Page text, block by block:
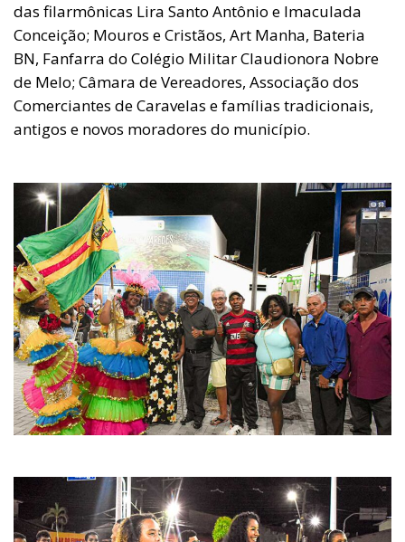
das filarmônicas Lira Santo Antônio e Imaculada
Conceição; Mouros e Cristãos, Art Manha, Bateria
BN, Fanfarra do Colégio Militar Claudionora Nobre
de Melo; Câmara de Vereadores, Associação dos
Comerciantes de Caravelas e famílias tradicionais,
antigos e novos moradores do município.